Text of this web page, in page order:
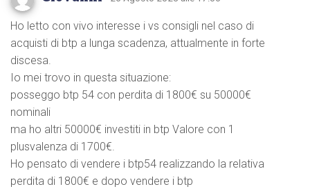
Ho letto con vivo interesse i vs consigli nel caso di
acquisti di btp a lunga scadenza, attualmente in forte
discesa.
Io mei trovo in questa situazione:
posseggo btp 54 con perdita di 1800€ su 50000€
nominali
ma ho altri 50000€ investiti in btp Valore con 1
plusvalenza di 1700€.
Ho pensato di vendere i btp54 realizzando la relativa
perdita di 1800€ e dopo vendere i btp